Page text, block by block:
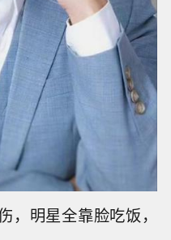
年，陈志朋拍一部
果剧组的工作人员失